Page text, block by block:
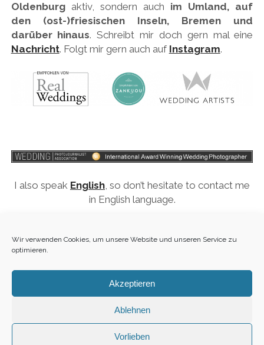
Wir verwenden Cookies, um unsere Website und unseren Service zu
optimieren.
Akzeptieren
Ablehnen
Vorlieben
Oldenburgaktiv, sondern auch im Umland, auf
den (ost-)friesischen Inseln, Bremen und
darüber hinaus. Schreibt mir doch gern mal eine
Nachricht. Folgt mir gern auch auf Instagram.
I also speak English , so don’t hesitate to contact me
in English language.
Oldenburg.
Impressum·Datenschutz